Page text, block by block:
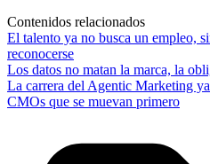
Contenidos relacionados
El talento ya no busca un empleo,
reconocerse
Los datos no matan la marca, la
La carrera del Agentic Marketing
CMOs que se muevan primero